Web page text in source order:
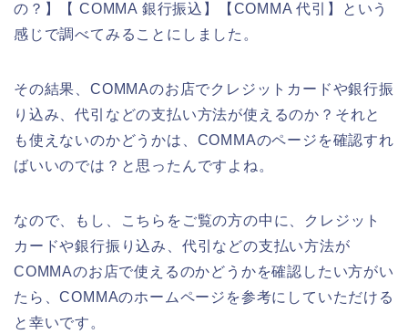
の？】【 COMMA 銀行振込】【COMMA 代引】という
感じで調べてみることにしました。
その結果、COMMAのお店でクレジットカードや銀行振
り込み、代引などの支払い方法が使えるのか？それと
も使えないのかどうかは、COMMAのページを確認すれ
ばいいのでは？と思ったんですよね。
なので、もし、こちらをご覧の方の中に、クレジット
カードや銀行振り込み、代引などの支払い方法が
COMMAのお店で使えるのかどうかを確認したい方がい
たら、COMMAのホームページを参考にしていただける
と幸いです。